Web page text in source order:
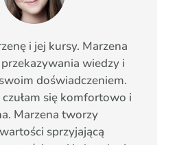
i jej kursy. Marzena
wiedzy i
doświadczeniem.
się komfortowo i
Marzena tworzy
sprzyjającą